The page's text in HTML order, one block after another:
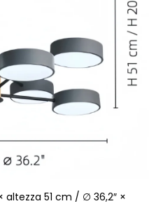
51 cm / ∅ 36,2″ ×